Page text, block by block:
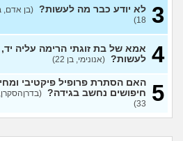
מתכננת חתונה ראשונה, יש
לכם עצות?
האם מה שאני מרגיש זה הגיוני
ותקין?
(לירון, בן 31)
איך להתגבר על רצון לקשר
לפני הזמן?
(אנונימית, בת 21)
הבילויים, זה מוריד לכם?
3 לא יודע כבר מה לעשות? (בן אדם,
18)
4 אמא של בת זוגתי הרימה עליה
לעשות? (אנונימי, בן 22)
5 האם הסתרת פרופיל פיקטיבי
חיפושים נחשב בגידה?
33)